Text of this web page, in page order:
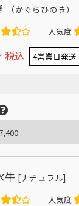
（かぐらひのき）
人気度
税込 4営業日発送
牛 [ナチュラル]
人気度